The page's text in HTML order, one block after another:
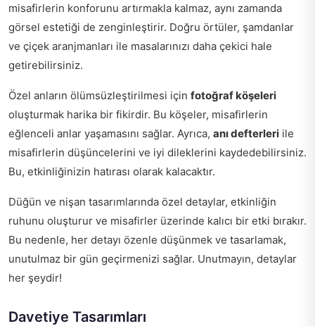
misafirlerin konforunu artırmakla kalmaz, aynı zamanda
görsel estetiği de zenginleştirir. Doğru örtüler, şamdanlar
ve çiçek aranjmanları ile masalarınızı daha çekici hale
getirebilirsiniz.
Özel anların ölümsüzleştirilmesi için fotoğraf köşeleri
oluşturmak harika bir fikirdir. Bu köşeler, misafirlerin
eğlenceli anlar yaşamasını sağlar. Ayrıca, anı defterleri ile
misafirlerin düşüncelerini ve iyi dileklerini kaydedebilirsiniz.
Bu, etkinliğinizin hatırası olarak kalacaktır.
Düğün ve nişan tasarımlarında özel detaylar, etkinliğin
ruhunu oluşturur ve misafirler üzerinde kalıcı bir etki bırakır.
Bu nedenle, her detayı özenle düşünmek ve tasarlamak,
unutulmaz bir gün geçirmenizi sağlar. Unutmayın, detaylar
her şeydir!
Davetiye Tasarımları